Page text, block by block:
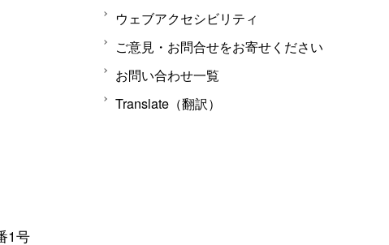
ウェブアクセシビリティ
ご意見・お問合せをお寄せください
お問い合わせ一覧
Translate（翻訳）
1号